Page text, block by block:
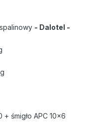
- Dalotel -
+ śmigło APC 10x6